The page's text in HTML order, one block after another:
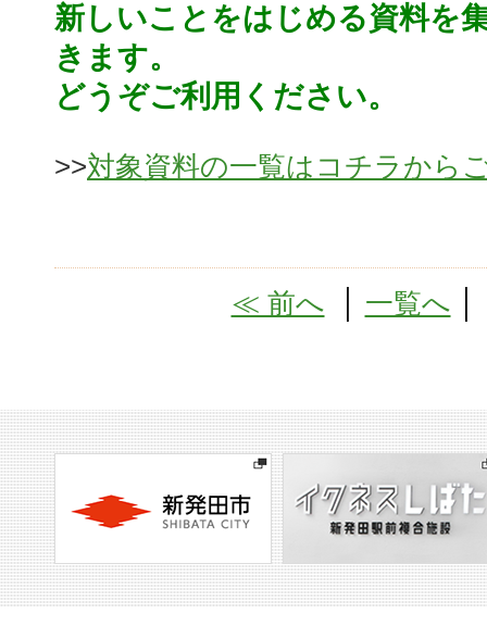
新しいことをはじめる資料を
きます。
どうぞご利用ください。
>>対象資料の一覧はコチラから
≪ 前へ 一覧へ